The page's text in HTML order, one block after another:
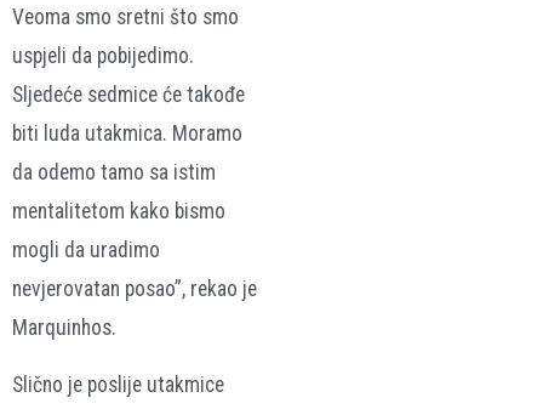
Veoma smo sretni što smo
uspjeli da pobijedimo.
Sljedeće sedmice će takođe
biti luda utakmica. Moramo
da odemo tamo sa istim
mentalitetom kako bismo
mogli da uradimo
nevjerovatan posao”, rekao je
Marquinhos.
Slično je poslije utakmice